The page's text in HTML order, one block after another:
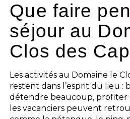
Que faire
séjour au
Clos des
Les activités au Domaine le
restent dans l’esprit du lieu :
détendre beaucoup, profiter
les vacanciers peuvent